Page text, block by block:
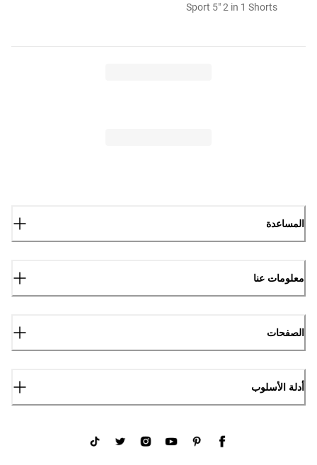
Sport 5" 2 in 1 Shorts
المساعدة
معلومات عنا
الصفحات
أدلة الأسلوب